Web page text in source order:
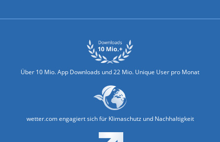
Über 10 Mio. App Downloads und 22 Mio. Unique User pro Monat
wetter.com engagiert sich für Klimaschutz und Nachhaltigkeit